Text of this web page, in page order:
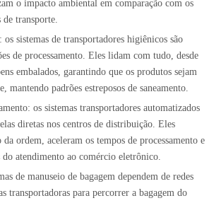
o impacto ambiental em comparação com os
transporte.
sistemas de transportadores higiênicos são
de processamento. Eles lidam com tudo, desde
embalados, garantindo que os produtos sejam
mantendo padrões estreposos de saneamento.
os sistemas transportadores automatizados
diretas nos centros de distribuição. Eles
ordem, aceleram os tempos de processamento e
do atendimento ao comércio eletrônico.
de manuseio de bagagem dependem de redes
transportadoras para percorrer a bagagem do